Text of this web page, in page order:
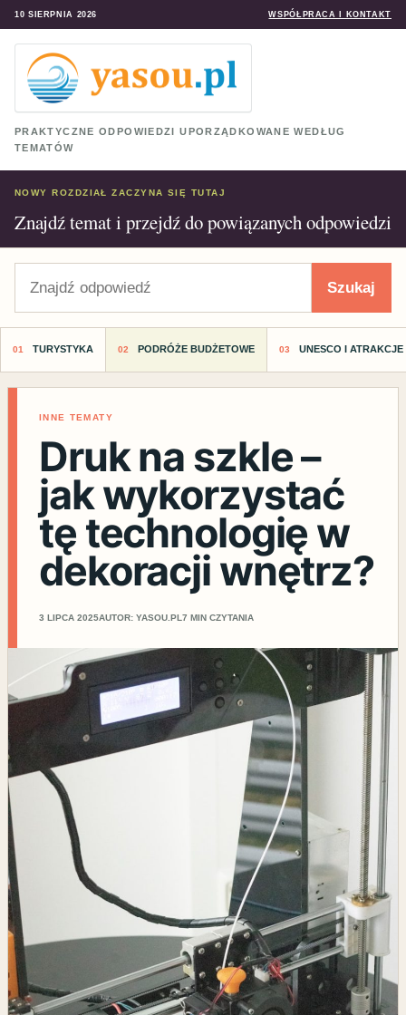
10 SIERPNIA 2026 WSPÓŁPRACA I KONTAKT
PRAKTYCZNE ODPOWIEDZI UPORZĄDKOWANE WEDŁUG
TEMATÓW
NOWY ROZDZIAŁ ZACZYNA SIĘ TUTAJ
Znajdź temat i przejdź do powiązanych odpowiedzi
Szukaj
TURYSTYKA PODRÓŻE BUDŻETOWE UNESCO I
INNE TEMATY
Druk na szkle –
jak wykorzystać
tę technologię w
dekoracji wnętrz?
3 LIPCA 2025AUTOR: YASOU.PL 7 MIN CZYTANIA